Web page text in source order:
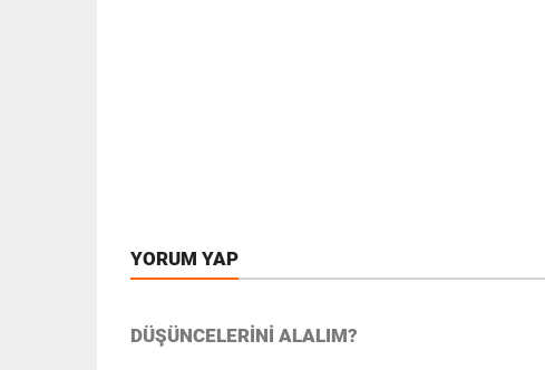
YORUM YAP
DÜŞÜNCELERINI ALALIM?